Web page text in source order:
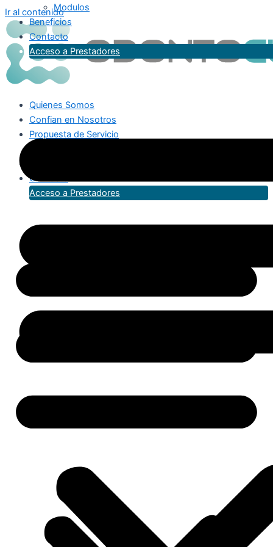
Ir al contenido
Quienes Somos
Confian en Nosotros
Propuesta de Servicio
Contacto
Acceso a Prestadores
Modulos
Beneficios
Contacto
Acceso a Prestadores